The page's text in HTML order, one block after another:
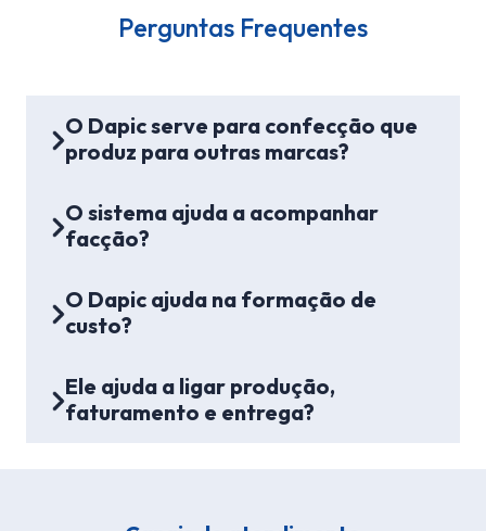
Perguntas Frequentes
O Dapic serve para confecção que
produz para outras marcas?
O sistema ajuda a acompanhar
facção?
O Dapic ajuda na formação de
custo?
Ele ajuda a ligar produção,
faturamento e entrega?